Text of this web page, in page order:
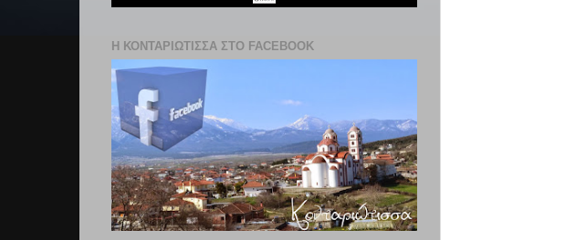
Η ΚΟΝΤΑΡΙΩΤΙΣΣΑ ΣΤΟ FACEBOOK